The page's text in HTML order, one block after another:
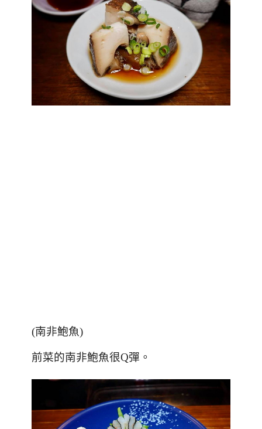
(南非鮑魚)
前菜的南非鮑魚很Q彈。